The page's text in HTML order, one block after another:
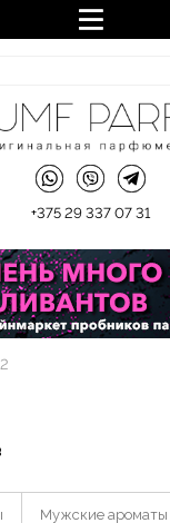
+375 29 337 07 31
Мужские ароматы